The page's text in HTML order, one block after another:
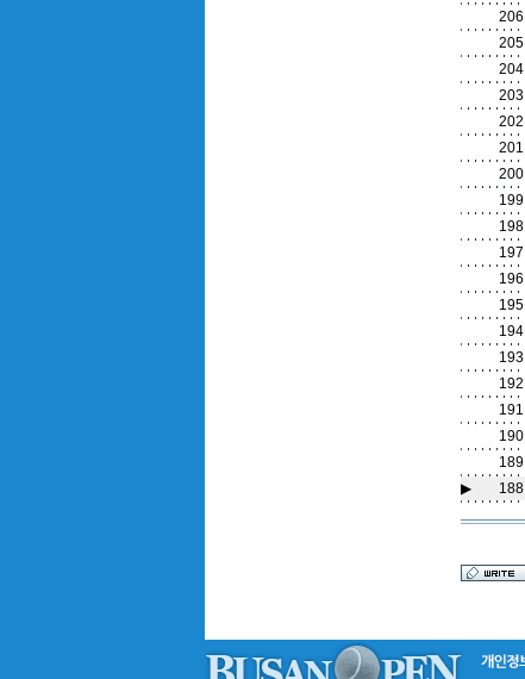
206
205
204
203
202
201
200
199
198
197
196
195
194
193
192
191
190
189
▶
188